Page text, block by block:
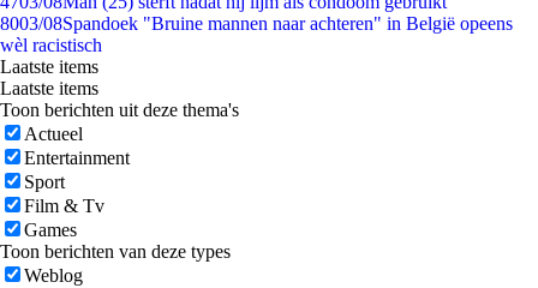
8003/08Spandoek "Bruine mannen naar achteren" in België opeens
wèl racistisch
Laatste items
Laatste items
Toon berichten uit deze thema's
Actueel
Entertainment
Sport
Film & Tv
Games
Toon berichten van deze types
Weblog